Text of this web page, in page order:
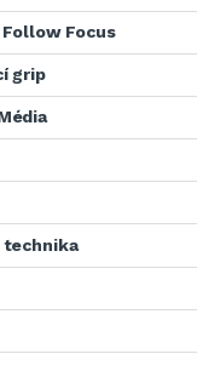
Focus
grip
technika